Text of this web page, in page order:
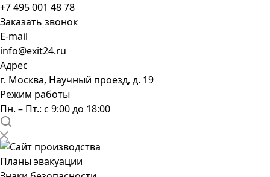
+7 495 001 48 78
Заказать звонок
E-mail
info@exit24.ru
Адрес
г. Москва, Научный проезд, д. 19
Режим работы
Пн. – Пт.: с 9:00 до 18:00
Планы эвакуации